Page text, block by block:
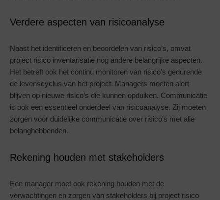
Verdere aspecten van risicoanalyse
Naast het identificeren en beoordelen van risico’s, omvat
project risico inventarisatie nog andere belangrijke aspecten.
Het betreft ook het continu monitoren van risico’s gedurende
de levenscyclus van het project. Managers moeten alert
blijven op nieuwe risico’s die kunnen opduiken. Communicatie
is ook een essentieel onderdeel van risicoanalyse. Zij moeten
zorgen voor duidelijke communicatie over risico’s met alle
belanghebbenden.
Rekening houden met stakeholders
Een manager moet ook rekening houden met de
verwachtingen en zorgen van stakeholders bij project risico